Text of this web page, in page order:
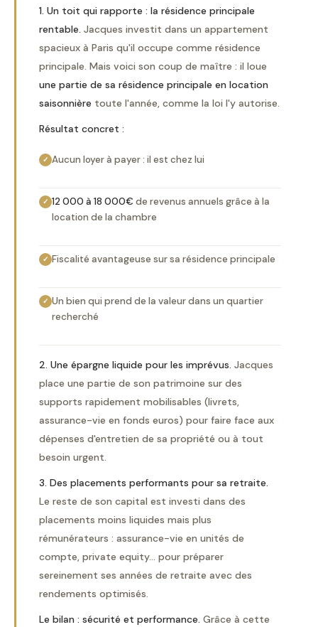
1. Un toit qui rapporte : la résidence principale
rentable. Jacques investit dans un appartement
spacieux à Paris qu'il occupe comme résidence
principale. Mais voici son coup de maître : il loue
une partie de sa résidence principale en location
saisonnière toute l'année, comme la loi l'y autorise.
Résultat concret :
✓ Aucun loyer à payer : il est chez lui
✓ 12 000 à 18 000€ de revenus annuels grâce à la
location de la chambre
✓ Fiscalité avantageuse sur sa résidence principale
✓ Un bien qui prend de la valeur dans un quartier
recherché
2. Une épargne liquide pour les imprévus. Jacques
place une partie de son patrimoine sur des
supports rapidement mobilisables (livrets,
assurance-vie en fonds euros) pour faire face aux
dépenses d'entretien de sa propriété ou à tout
besoin urgent.
3. Des placements performants pour sa retraite.
Le reste de son capital est investi dans des
placements moins liquides mais plus
rémunérateurs : assurance-vie en unités de
compte, private equity... pour préparer
sereinement ses années de retraite avec des
rendements optimisés.
Le bilan : sécurité et performance. Grâce à cette